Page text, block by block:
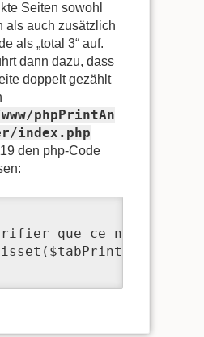
Seiten sowohl
als auch zusätzlich
als „total 3“ auf.
dann dazu, dass
doppelt gezählt
phpPrintAn
index.php
den php-Code
que ce n'est pas